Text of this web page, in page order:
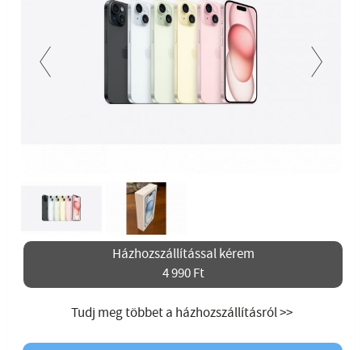
Házhozszállítással kérem
4 990 Ft
Tudj meg többet a házhozszállításról >>